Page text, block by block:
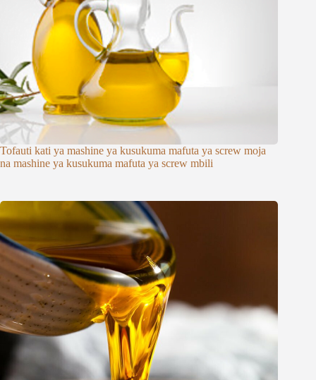
Tofauti kati ya mashine ya kusukuma mafuta ya screw moja
na mashine ya kusukuma mafuta ya screw mbili